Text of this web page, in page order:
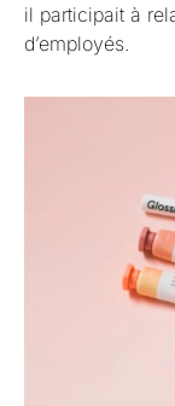
il participait à
d’employés.